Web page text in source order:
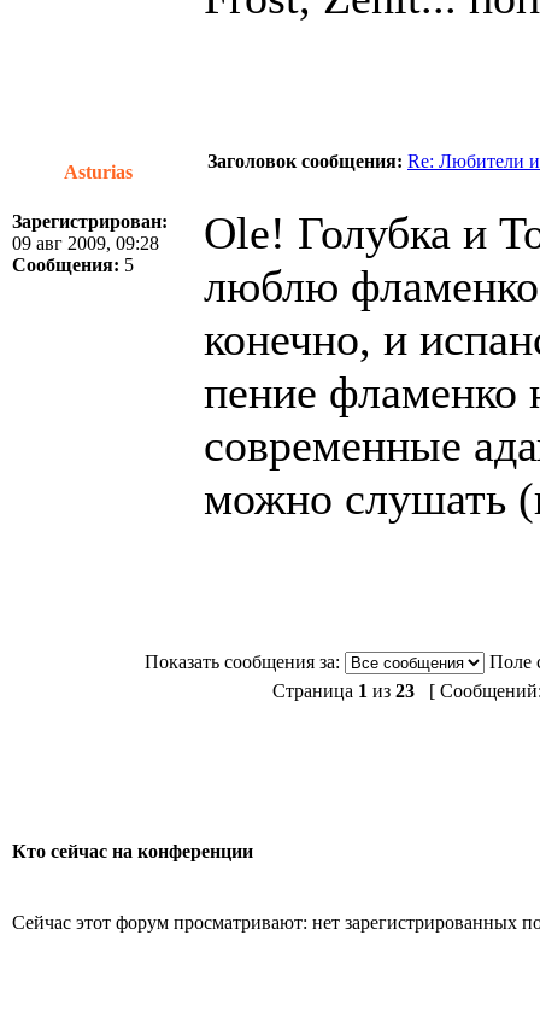
Asturias
Заголовок сообщения: Re: Любители
Зарегистрирован:
09 авг 2009, 09:28
Сообщения: 5
Ole! Голубка и
люблю
конечно, и
пение фламенко
современные
можно слушать
Показать сообщения за:
Поле
Страница 1 из 23 [
Кто сейчас на конференции
Сейчас этот форум просматривают: нет зарегистрированных